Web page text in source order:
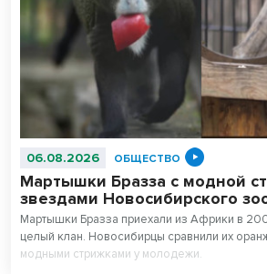
06.08.2026 ОБЩЕСТВО
Мартышки Бразза с модной
звездами Новосибирского
Мартышки Бразза приехали из Африки в
целый клан. Новосибирцы сравнили их
модными стрижками у молодежи.